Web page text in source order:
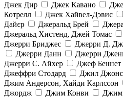
Джек Дир
Джек Кавано
Котрелл
Джек Хайвел-Дэвис
Дайєр
Джеральд Брей
Джеральд Хистенд, Джей Томас
Джерри Бриджес
Джерри Д.
Джерри Данн
Джерри
Джерри С. Айхер
Джеф Беннет
Джеффри Стодард
Джил
Джим Андерсон, Хайди Карлссон
Джордж
Джим Конви Джим